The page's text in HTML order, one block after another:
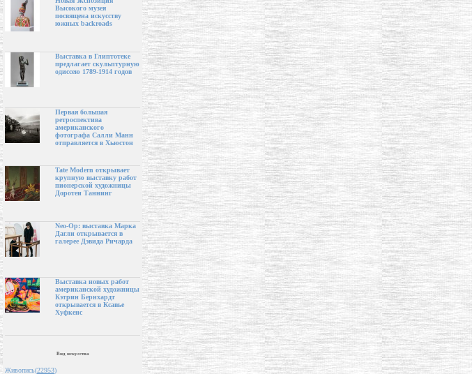
Высокого музея
посвящена искусству
южных backroads
Выставка в Глиптотеке
предлагает скульптурную
одиссею 1789-1914 годов
Первая большая
ретроспектива
американского
фотографа Салли Манн
отправляется в Хьюстон
Tate Modern открывает
крупную выставку работ
пионерской художницы
Доротеи Таннинг
Neo-Op: выставка Марка
Дагли открывается в
галерее Дэвида Ричарда
Выставка новых работ
американской художницы
Кэтрин Бернхардт
открывается в Ксавье
Хуфкенс
Вид искусства
Живопись(22953)